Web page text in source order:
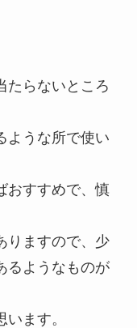
たらないところ
ような所で使い
おすすめで、慎
りますので、少
るようなものが
ます。